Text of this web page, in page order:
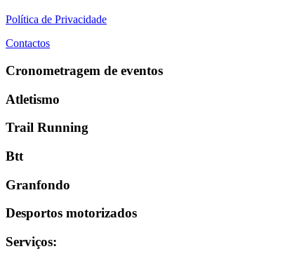
Política de Privacidade
Contactos
Cronometragem de eventos
Atletismo
Trail Running
Btt
Granfondo
Desportos motorizados
Serviços: